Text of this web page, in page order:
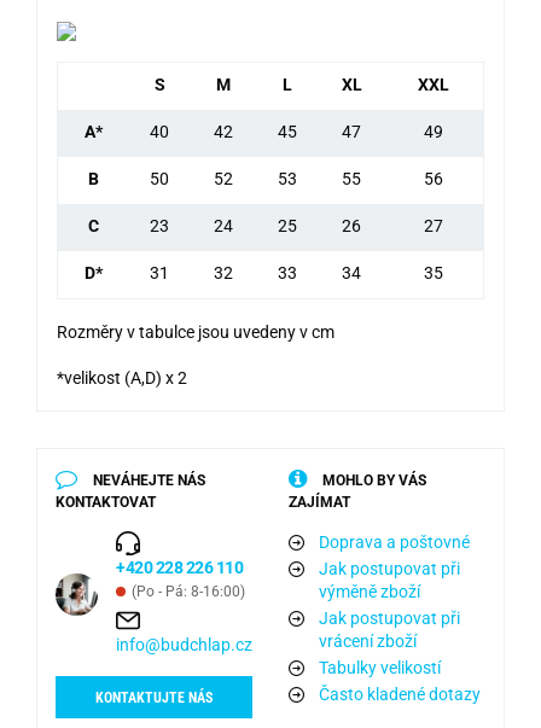
S M L XL XXL
A* 40 42 45 47 49
B 50 52 53 55 56
C 23 24 25 26 27
D* 31 32 33 34 35
Rozměry v tabulce jsou uvedeny v cm
*velikost (A,D) x 2
NEVÁHEJTE NÁS
KONTAKTOVAT
+420 228 226 110
(Po - Pá: 8-16:00)
info@budchlap.cz
KONTAKTUJTE NÁS
MOHLO BY VÁS
ZAJÍMAT
Doprava a poštovné
Jak postupovat při
výměně zboží
Jak postupovat při
vrácení zboží
Tabulky velikostí
Často kladené dotazy